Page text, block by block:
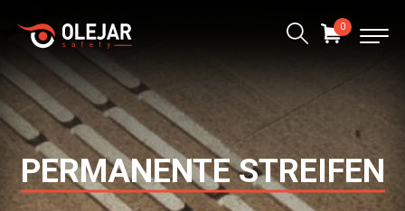
PERMANENTE STREIFEN
0